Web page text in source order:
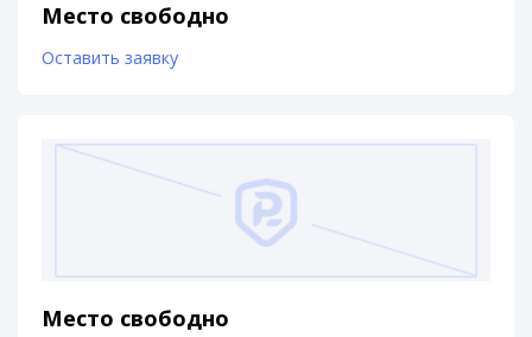
Место свободно
Оставить заявку
Место свободно